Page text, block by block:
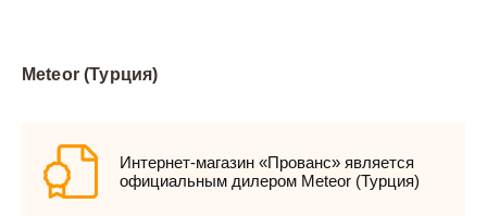
Meteor (Турция)
Интернет-магазин «Прованс» является
официальным дилером Meteor (Турция)